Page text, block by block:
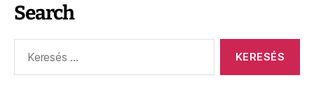
Search